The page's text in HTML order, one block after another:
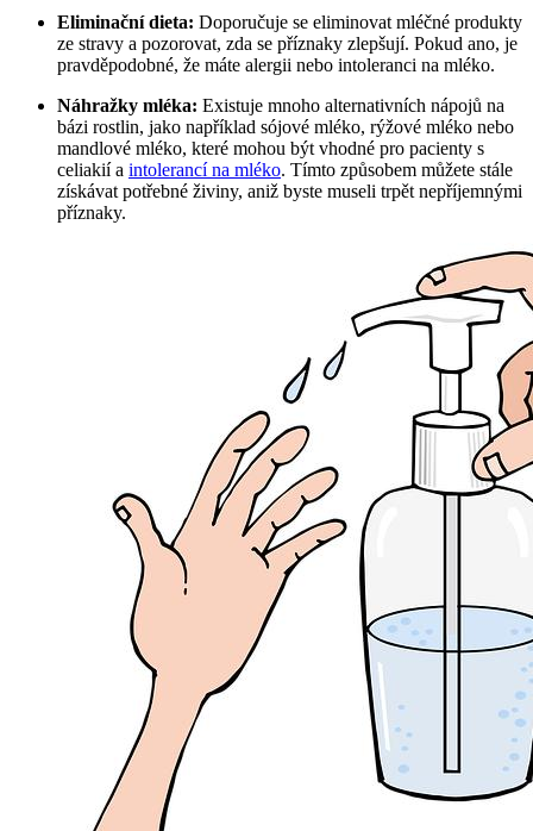
Eliminační dieta: Doporučuje se eliminovat mléčné produkty
ze stravy a pozorovat, zda se příznaky zlepšují. Pokud ano, je
pravděpodobné, že máte alergii nebo intoleranci na mléko.
Náhražky mléka: Existuje mnoho alternativních nápojů na
bázi rostlin, jako například sójové mléko, rýžové mléko nebo
mandlové mléko, které mohou být vhodné pro pacienty s
celiakií a intolerancí na mléko. Tímto způsobem můžete stále
získávat potřebné živiny, aniž byste museli trpět nepříjemnými
příznaky.